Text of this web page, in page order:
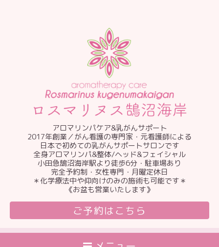
アロマリンパケア&乳がんサポート
2017年創業／がん看護の専門家・元看護師による
日本で初めての乳がんサポートサロンです
全身アロマリンパ&整体/ヘッド&フェイシャル
小田急鵠沼海岸駅より徒歩6分・駐車場あり
完全予約制・女性専門・月曜定休日
＊化学療法中や仰向けのみの施術も可能です＊
《お盆も営業いたします》
ご予約はこちら